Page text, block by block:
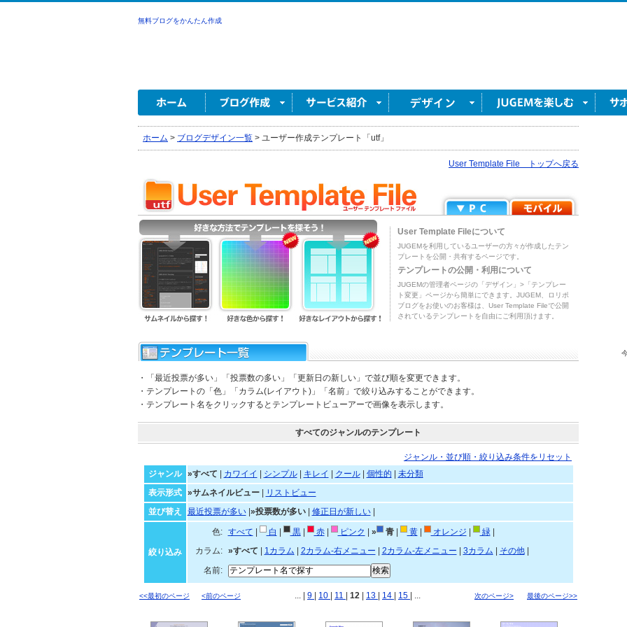
無料ブログをかんたん作成
ホーム > ブログデザイン一覧 > ユーザー作成テンプレート「utf」
User Template File トップへ戻る
User Template Fileについて
JUGEMを利用しているユーザーの方々が作成したテン
プレートを公開・共有するページです。
テンプレートの公開・利用について
JUGEMの管理者ページの「デザイン」>「テンプレー
ト変更」ページから簡単にできます。JUGEM、ロリポ
ブログをお使いのお客様は、User Template Fileで公開
されているテンプレートを自由にご利用頂けます。
・「最近投票が多い」「投票数の多い」「更新日の新しい」で並び順を変更できます。
・テンプレートの「色」「カラム(レイアウト)」「名前」で絞り込みすることができます。
・テンプレート名をクリックするとテンプレートビューアーで画像を表示します。
すべてのジャンルのテンプレート
ジャンル・並び順・絞り込み条件をリセット
ジャンル
»すべて カワイイ シンプル| キレイ クール| 個性的
未分類
表示形式
»サムネイルビュー|
リストビュー
並び替え
最近投票が多い| »投票数が多い| 修正日が新しい|
絞り込み
色: すべて 白 黒| 赤| ピンク » 青| 黄| オレンジ 緑|
カラム:
»すべて 1カラム 2カラム-右メニュー 2カラム-左メニュー 3カラム その他|
名前:
<<最初のページ <前のページ ... | 9 10 11 12 13 14 15 | ... 次のページ> 最後のページ>>